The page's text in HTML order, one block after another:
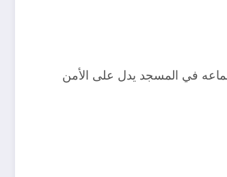
في المسجد يدل على الأمن